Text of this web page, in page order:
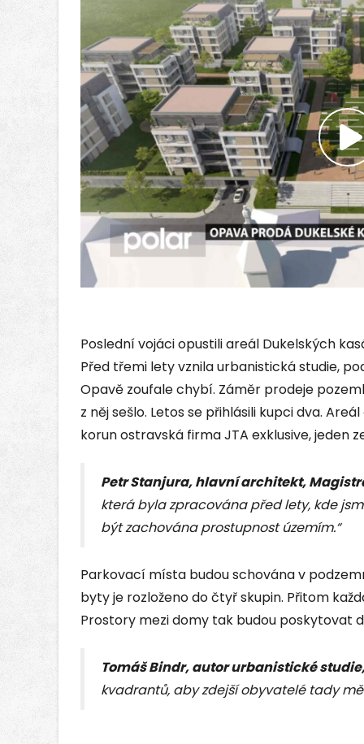
Poslední vojáci opustili areál Dukelských
Před třemi lety vznila urbanistická studie,
Opavě zoufale chybí. Záměr prodeje
z něj sešlo. Letos se přihlásili kupci dva.
korun ostravská firma JTA exklusive, jeden
Petr Stanjura, hlavní architekt,
která byla zpracována před lety, kde
být zachována prostupnost územím.“
Parkovací místa budou schována v
byty je rozloženo do čtyř skupin. Přitom
Prostory mezi domy tak budou poskytovat
Tomáš Bindr, autor urbanistické
kvadrantů, aby zdejší obyvatelé tady